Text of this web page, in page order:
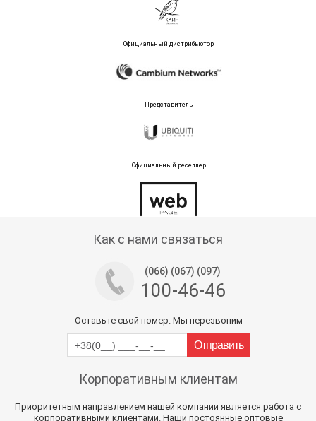
Официальный дистрибьютор
Представитель
Официальный реселлер
Как с нами связаться
(066) (067) (097)
100-46-46
Оставьте свой номер. Мы перезвоним
Корпоративным клиентам
Приоритетным направлением нашей компании является работа с
корпоративными клиентами. Наши постоянные оптовые